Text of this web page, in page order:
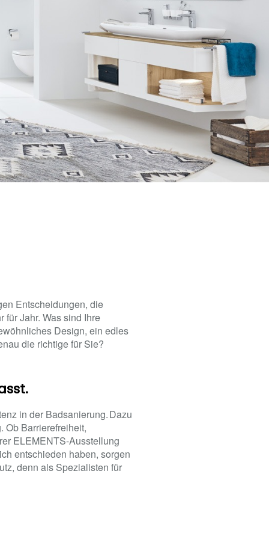
Entscheidungen, die
für Jahr. Was sind Ihre
Design, ein edles
die richtige für Sie?
in der Badsanierung. Dazu
Ob Barrierefreiheit,
ELEMENTS-Ausstellung
entschieden haben, sorgen
denn als Spezialisten für